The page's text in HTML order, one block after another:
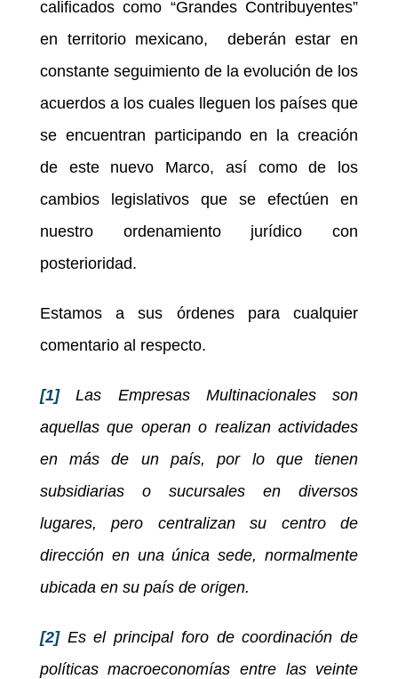
calificados como “Grandes Contribuyentes”
en territorio mexicano, deberán estar en
constante seguimiento de la evolución de los
acuerdos a los cuales lleguen los países que
se encuentran participando en la creación
de este nuevo Marco, así como de los
cambios legislativos que se efectúen en
nuestro ordenamiento jurídico con
posterioridad.
Estamos a sus órdenes para cualquier
comentario al respecto.
[1]
Las Empresas Multinacionales son
aquellas que operan o realizan actividades
en más de un país, por lo que tienen
subsidiarias o sucursales en diversos
lugares, pero centralizan su centro de
dirección en una única sede, normalmente
ubicada en su país de origen.
[2] Es el principal foro de coordinación de
políticas macroeconomías entre las veinte